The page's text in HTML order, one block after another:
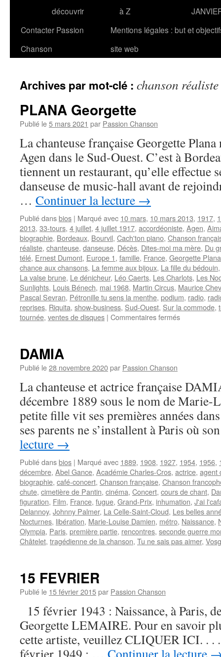
découvrir
à Z
Contacter Passion
Chanson
Mentions légales : but et
site web
Archives par mot-clé : chanson réaliste
PLANA Georgette
Publié le5 mars 2021 par Passion Chanson
La chanteuse française Georgette
Agen dans le Sud-Ouest. C’est à
tiennent un restaurant, qu’elle effectue
danseuse de music-hall avant de
… Continuer la lecture →
Publié dansbios | Marqué avec 10 mars, 10 mars 2013, 1917,
2013, 33-tours, 4 juillet, 4 juillet 1917, accordéoniste, Agen,
biographie, Bordeaux, Bourvil, Cach'ton piano, Chanson
réaliste, chanteuse, danseuse, Décès, Dites-moi ma mère, Du
télé, Ernest Dumont, Europe 1, famille, France, Georgette Plana
chance aux chansons, La femme aux bijoux, La fille du bédouin
La valse brune, Le dénicheur, Léo Caerts, Les Charlots, Les
Sunlights, Louis Bénech, mai 1968, Martin Circus, Maurice
Pascal Sevran, Pétronille tu sens la menthe, podium, radio,
reprises, Riquita, show-business, Sud-Ouest, Sur la commode,
tournée, ventes de disques | Commentaires ferméssur
DAMIA
Publié le28 novembre 2020par Passion Chanson
La chanteuse et actrice française
décembre 1889 sous le nom de Marie-
petite fille vit ses premières années
ses parents ne s’installent à Paris où
lecture →
Publié dansbios | Marqué avec 1889, 1908, 1927, 1954, 1956,
décembre, Abel Gance, Académie Charles-Cros, actrice, agent
biographie, café-concert, Chanson française, Chanson
chute, cimetière de Pantin, cinéma, Concert, cours de chant,
figuration, Film, France, fugue, Grand-Prix, inhumation, J'ai
Delannoy, Johnny Palmer, La Celle-Saint-Cloud, Les belles
Nocturnes, libération, Marie-Louise Damien, métro, Naissance,
Olympia, Paris, première partie, rencontres, seconde guerre
Châtelet, tragédienne de la chanson, Tu ne sais pas aimer,
15 FEVRIER
Publié le 15 février 2015par Passion Chanson
15 février 1943 : Naissance, à Paris,
Georgette LEMAIRE. Pour en savoir
cette artiste, veuillez CLIQUER ICI.
février 1949 : … Continuer la lecture